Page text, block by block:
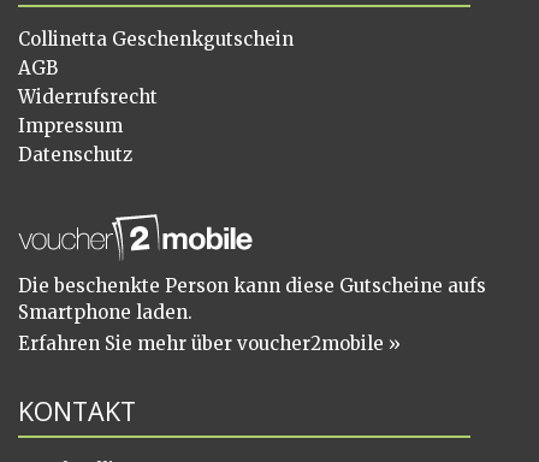
Collinetta Geschenkgutschein
AGB
Widerrufsrecht
Impressum
Datenschutz
Die beschenkte Person kann diese Gutscheine aufs
Smartphone laden.
Erfahren Sie mehr über voucher2mobile »
KONTAKT